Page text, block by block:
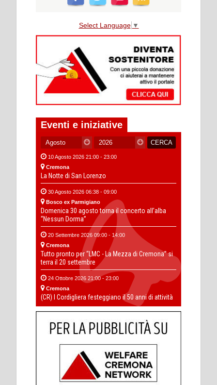
Select Language ▼
Eventi e iniziative
10 Agosto 2026 21:00 - 23:00
Cremona
La Notte di San Lorenzo
30 Agosto 2026 06:38 - 09:00
Bosco ex Parmigiano
Domenica 30 agosto torna il concerto all’alba
“Nessun Dorma”
20 Settembre 2026 09:00 - 14:00
Cremona
Tutto pronto per “LMC - La Mezza di Cremona” si
terra il 20 settembre
24 Ottobre 2026 21:00 - 23:00
Cremona
(CR) I Cordigliera festeggiano il 50 anni di attività